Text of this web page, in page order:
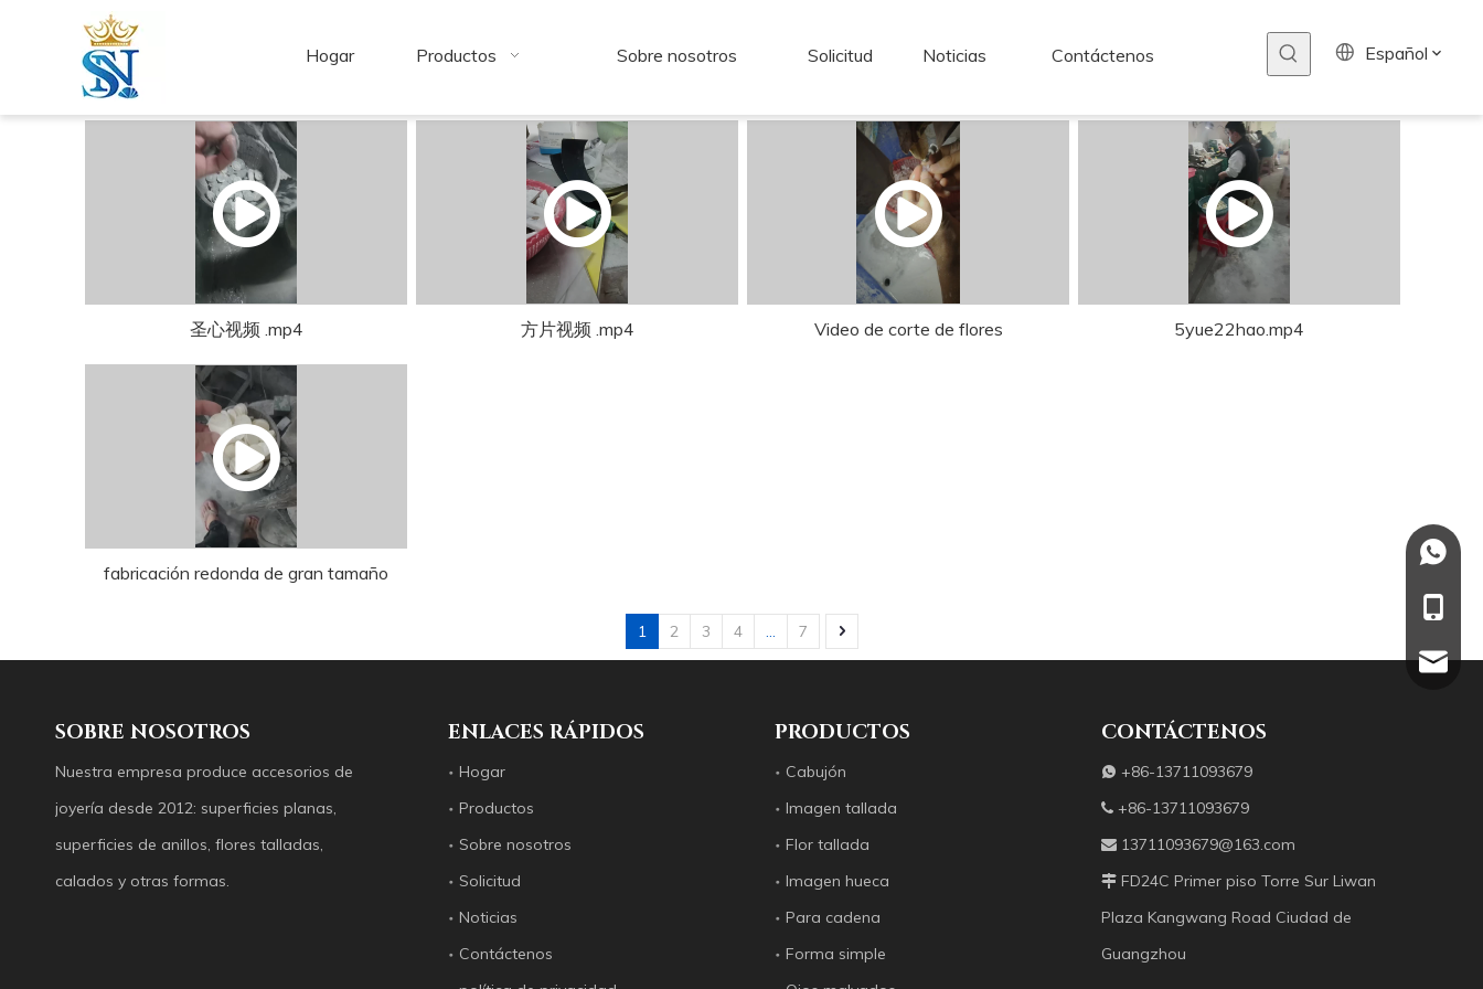
Hogar Productos Sobre nosotros Solicitud Noticias Contáctenos Español
圣心视频 .mp4 方片视频 .mp4 Video de corte de flores 5yue22hao.mp4
fabricación redonda de gran tamaño
1 2 3 4 ... 7
SOBRE NOSOTROS
Nuestra empresa produce accesorios de
joyería desde 2012: superficies planas,
superficies de anillos, flores talladas,
calados y otras formas.
ENLACES RÁPIDOS
Hogar
Productos
Sobre nosotros
Solicitud
Noticias
Contáctenos
PRODUCTOS
Cabujón
Imagen tallada
Flor tallada
Imagen hueca
Para cadena
Forma simple
CONTÁCTENOS
 +86-13711093679
 +86-13711093679
 13711093679@163.com
 FD24C Primer piso Torre Sur Liwan
Plaza Kangwang Road Ciudad de
Guangzhou